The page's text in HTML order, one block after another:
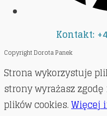
Kontakt:
Copyright Dorota Panek
Strona wykorzystuje
strony wyrażasz
plików cookies.Więcej